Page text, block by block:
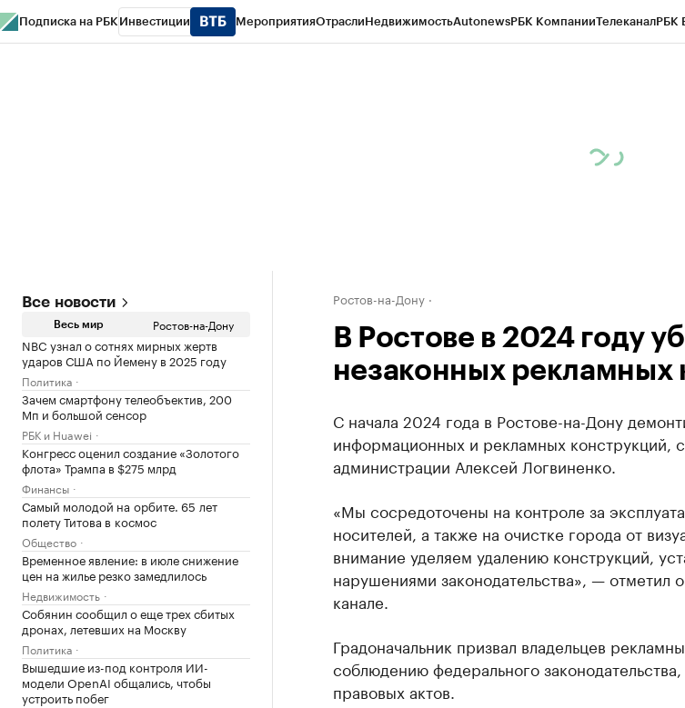
Подписка на РБК Инвестиции МероприятияОтраслиНедвижимостьAutonewsРБК КомпанииТелеканалРБК
Все новости
Весь мир Ростов-на-Дону
NBC узнал о сотнях мирных жертв
ударов США по Йемену в 2025 году
Политика
Зачем смартфону телеобъектив, 200
Мп и большой сенсор
РБК и Huawei
Конгресс оценил создание «Золотого
флота» Трампа в $275 млрд
Финансы
Самый молодой на орбите. 65 лет
полету Титова в космос
Общество
Временное явление: в июле снижение
цен на жилье резко замедлилось
Недвижимость
Собянин сообщил о еще трех сбитых
дронах, летевших на Москву
Политика
Вышедшие из-под контроля ИИ-
модели OpenAI общались, чтобы
устроить побег
Ростов-на-Дону
В Ростове в 2024 году
незаконных рекламных
С начала 2024 года в Ростове-на-Дону
информационных и рекламных конструкций,
администрации Алексей Логвиненко.
«Мы сосредоточены на контроле за
носителей, а также на очистке города от
внимание уделяем удалению конструкций,
нарушениями законодательства», — отметил
канале.
Градоначальник призвал владельцев
соблюдению федерального
правовых актов.